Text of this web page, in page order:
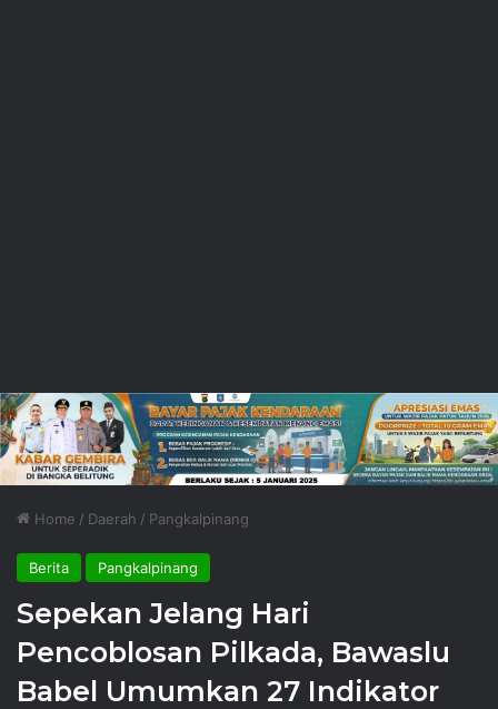
Home / Daerah / Pangkalpinang
Berita Pangkalpinang
Sepekan Jelang Hari
Pencoblosan Pilkada, Bawaslu
Babel Umumkan 27 Indikator